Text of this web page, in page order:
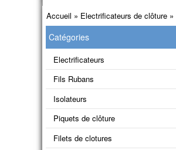
Accueil » Electrificateurs de clôture »
Catégories
Electrificateurs
Fils Rubans
Isolateurs
Piquets de clôture
Filets de clotures